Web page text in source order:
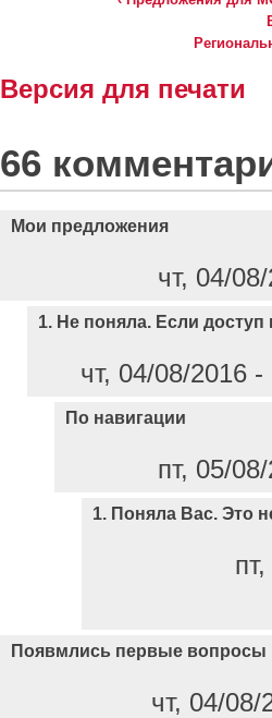
Версия для печати
66
Мои предложения
чт, 04/
1. Не поняла. Если доступ
чт, 04/08/2016
По навигации
пт, 05/
1. Поняла Вас. Это
Появмлись первые вопросы
чт, 04/